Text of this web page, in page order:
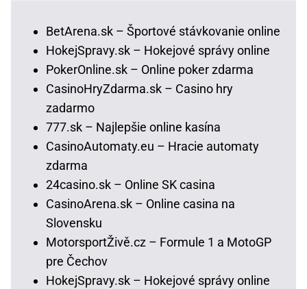
BetArena.sk – Športové stávkovanie online
HokejSpravy.sk – Hokejové správy online
PokerOnline.sk – Online poker zdarma
CasinoHryZdarma.sk – Casino hry
zadarmo
777.sk – Najlepšie online kasína
CasinoAutomaty.eu – Hracie automaty
zdarma
24casino.sk – Online SK casina
CasinoArena.sk – Online casina na
Slovensku
MotorsportŽivě.cz – Formule 1 a MotoGP
pre Čechov
HokejSpravy.sk – Hokejové správy online